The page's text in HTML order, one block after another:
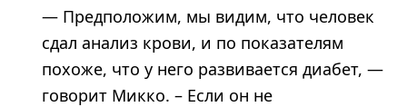
— Предположим, мы видим, что человек
сдал анализ крови, и по показателям
похоже, что у него развивается диабет, —
говорит Микко. – Если он не